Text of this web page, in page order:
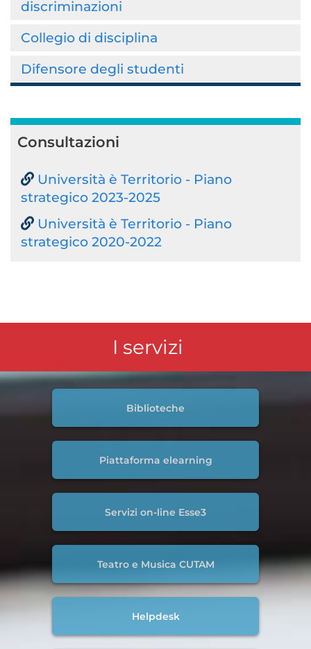
discriminazioni
Collegio di disciplina
Difensore degli studenti
Consultazioni
Università è Territorio - Piano
strategico 2023-2025
Università è Territorio - Piano
strategico 2020-2022
I servizi
Biblioteche
Piattaforma elearning
Servizi on-line Esse3
Teatro e Musica CUTAM
Helpdesk